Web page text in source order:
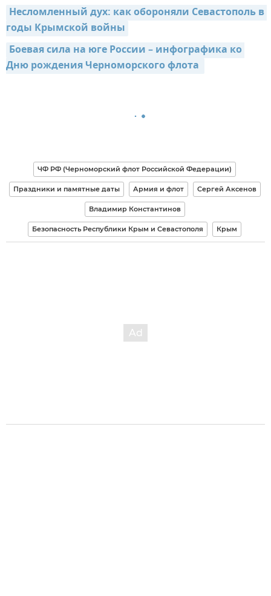
Несломленный дух: как обороняли Севастополь в
годы Крымской войны
Боевая сила на юге России – инфографика ко
Дню рождения Черноморского флота
ЧФ РФ (Черноморский флот Российской Федерации)
Праздники и памятные даты Армия и флот Сергей Аксенов
Владимир Константинов
Безопасность Республики Крым и Севастополя Крым